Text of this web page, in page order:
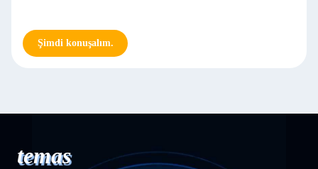
Şimdi konuşalım.
temas